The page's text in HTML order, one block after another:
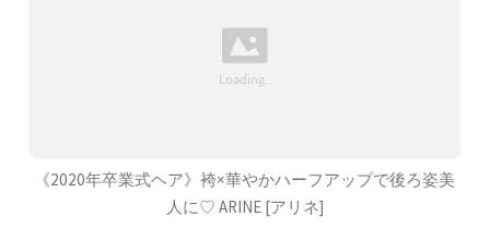
《2020年卒業式ヘア》袴×華やかハーフアップで後ろ姿美
人に♡ ARINE [アリネ]